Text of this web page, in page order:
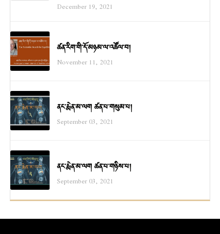
December 19, 2021
ཚན་རིག་གི་དོ་མཉམ་ལ་འཚོལ་བ།
November 11, 2021
ནང་རྨེན་མ་ལག ཚན་པ་གསུམ་པ།
September 03, 2021
ནང་རྨེན་མ་ལག ཚན་པ་གཉིས་པ།
September 03, 2021